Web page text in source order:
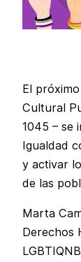
El
Cultural
1045 – se
Igualdad
y activar
de las
Marta
Derechos